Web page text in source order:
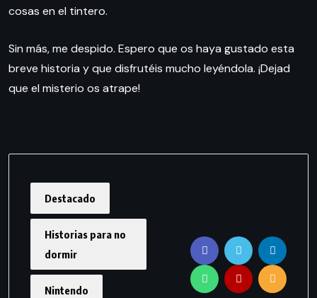
cosas en el tintero.
Sin más, me despido. Espero que os haya gustado esta
breve historia y que disfrutéis mucho leyéndola. ¡Dejad
que el misterio os atrape!
Destacado
Historias para no
dormir
Nintendo